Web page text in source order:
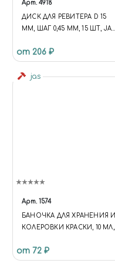
Арт. 4918
ДИСК ДЛЯ РЕВИТЕРА D 15
ММ, ШАГ 0,45 ММ, 15 ШТ, JAS
от 206 ₽
jas
Арт. 1574
БАНОЧКА ДЛЯ ХРАНЕНИЯ И
КОЛЕРОВКИ КРАСКИ, 10 МЛ,
НАБОР 6 ШТ, JAS 1574
от 72 ₽